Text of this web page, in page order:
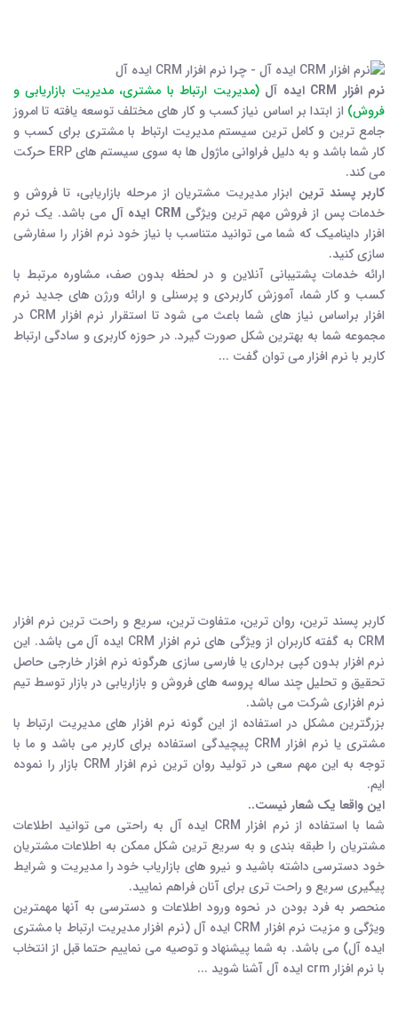
نرم افزار CRM ایده آل
(مدیریت ارتباط با مشتری، مدیریت بازاریابی و
فروش) از ابتدا بر اساس نیاز کسب و کار های مختلف توسعه یافته تا امروز
جامع ترین و کامل ترین سیستم مدیریت ارتباط با مشتری برای کسب و
کار شما باشد و به دلیل فراوانی ماژول ها به سوی سیستم های ERP حرکت
می کند.
کاربر پسند ترین ابزار مدیریت مشتریان از مرحله بازاریابی، تا فروش و
خدمات پس از فروش مهم ترین ویژگی CRM ایده آل
می باشد. یک نرم
افزار داینامیک که شما می توانید متناسب با نیاز خود نرم افزار را سفارشی
سازی کنید.
ارائه خدمات پشتیبانی آنلاین و در لحظه بدون صف، مشاوره مرتبط با
کسب و کار شما، آموزش کاربردي و پرسنلي و ارائه ورژن های جدید نرم
افزار براساس نیاز های شما باعث می شود تا استقرار نرم افزار CRM در
مجموعه شما به بهترین شکل صورت گیرد. در حوزه کاربری و سادگی ارتباط
کاربر با نرم افزار می توان گفت ...
کاربر پسند ترین، روان ترین، متفاوت ترین، سریع و راحت ترین نرم افزار
CRM به گفته کاربران از ویژگی های نرم افزار CRM ایده آل می باشد. این
نرم افزار بدون کپی برداری یا فارسی سازی هرگونه نرم افزار خارجی حاصل
تحقیق و تحلیل چند ساله پروسه های فروش و بازاریابی در بازار توسط تیم
نرم افزاری شرکت می باشد.
بزرگترین مشکل در استفاده از این گونه نرم افزار های مدیریت ارتباط با
مشتری یا نرم افزار CRM پیچیدگی استفاده برای کاربر می باشد و ما با
توجه به این مهم سعی در تولید روان ترین نرم افزار CRM بازار را نموده
ایم.
این واقعا یک شعار نیست..
شما با استفاده از نرم افزار CRM ایده آل به راحتی می توانید اطلاعات
مشتریان را طبقه بندی و به سریع ترین شکل ممکن به اطلاعات مشتریان
خود دسترسی داشته باشید و نیرو های بازاریاب خود را مدیریت و شرایط
پیگیری سریع و راحت تری برای آنان فراهم نمایید.
منحصر به فرد بودن در نحوه ورود اطلاعات و دسترسی به آنها مهمترین
ویژگی و مزیت نرم افزار CRM ایده آل (نرم افزار مدیریت ارتباط با مشتری
ایده آل) می باشد. به شما پیشنهاد و توصیه می نماییم حتما قبل از انتخاب
با نرم افزار crm ایده آل آشنا شوید ...